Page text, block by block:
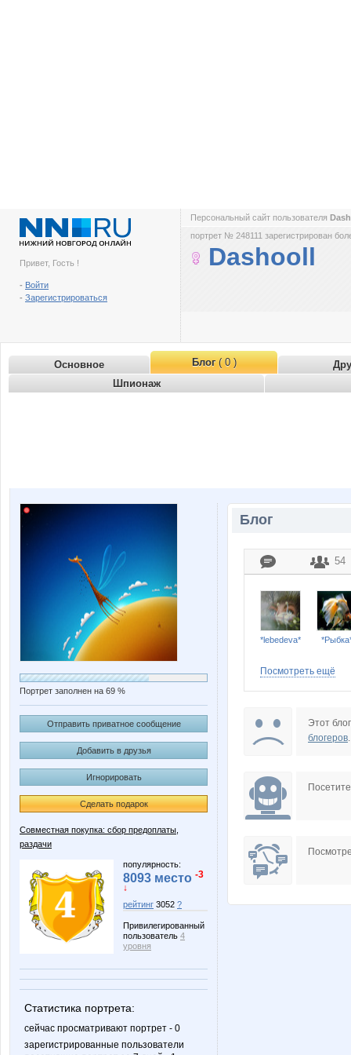
Привет, Гость !
- Войти
- Зарегистрироваться
Персональный сайт пользователя
портрет № 248111 зарегистрирован
Dashooll
Основное Блог( 0 )
Шпионаж
Портрет заполнен на 69 %
Отправить приватное сообщение
Добавить в друзья
Игнорировать
Сделать подарок
Совместная покупка: сбор предоплаты,
раздачи
популярность:
8093 место -3
↓
рейтинг 3052 ?
Привилегированный
пользователь 4
уровня
Статистика портрета:
сейчас просматривают портрет - 0
зарегистрированные пользователи
Блог
54
*lebedeva*
KateHok
MilaVits@
Посмотреть ещё
Этот
блогеров.